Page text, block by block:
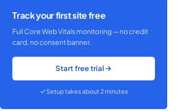
Track your first site free
Full Core Web Vitals monitoring — no credit
card, no consent banner.
Start free trial
Setup takes about 2 minutes